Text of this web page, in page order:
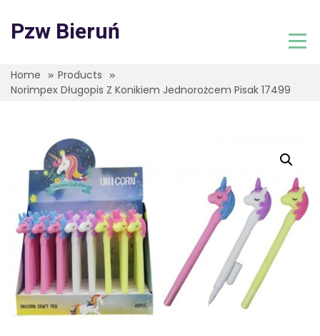
content
Pzw Bieruń
Home
Products
Norimpex Długopis Z Konikiem Jednorożcem Pisak 17499